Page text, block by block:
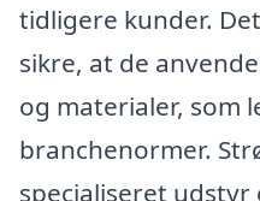
tidligere kunder.
sikre, at de
og materialer, som
branchenormer.
specialiseret